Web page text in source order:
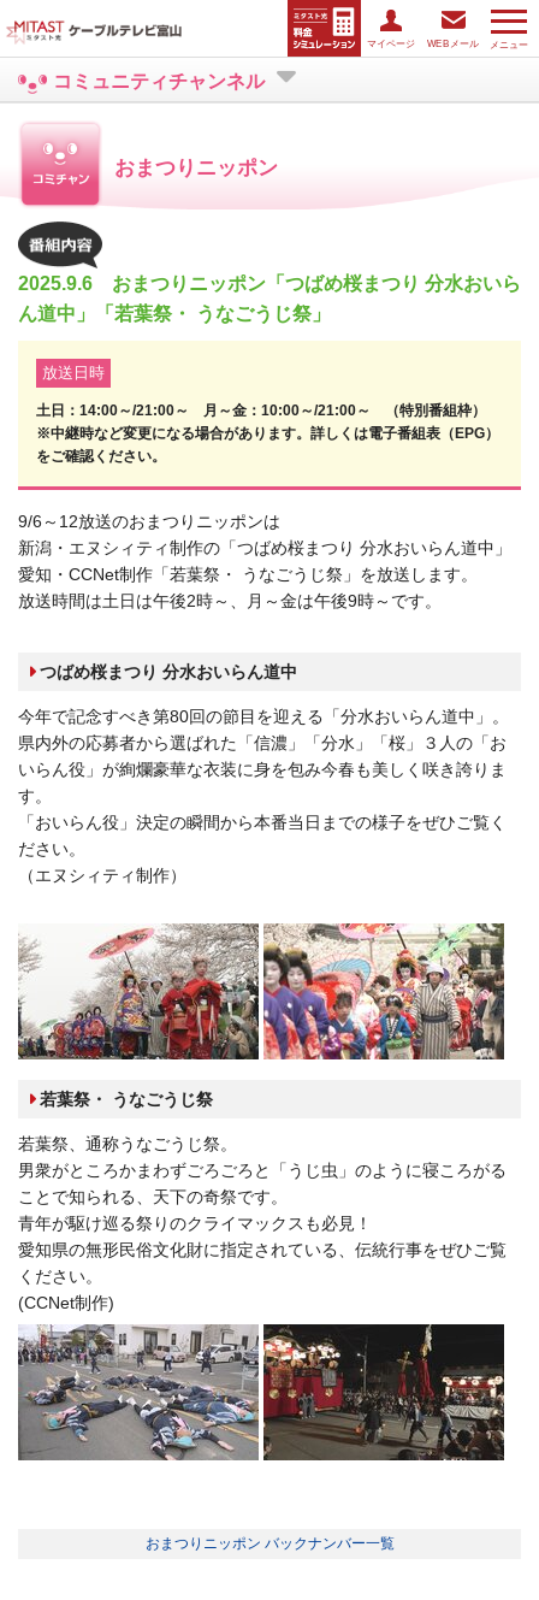
メニュー
マイページ WEBメール
コミュニティチャンネル
おまつりニッポン
2025.9.6 おまつりニッポン「つばめ桜まつり 分水おいら
ん道中」「若葉祭・ うなごうじ祭」
放送日時
土日：14:00～/21:00～ 月～金：10:00～/21:00～ （特別番組枠）
※中継時など変更になる場合があります。詳しくは電子番組表（EPG）
をご確認ください。
9/6～12放送のおまつりニッポンは
新潟・エヌシィティ制作の「つばめ桜まつり 分水おいらん道中」
愛知・CCNet制作「若葉祭・ うなごうじ祭」を放送します。
放送時間は土日は午後2時～、月～金は午後9時～です。
つばめ桜まつり 分水おいらん道中
今年で記念すべき第80回の節目を迎える「分水おいらん道中」。
県内外の応募者から選ばれた「信濃」「分水」「桜」３人の「お
いらん役」が絢爛豪華な衣装に身を包み今春も美しく咲き誇りま
す。
「おいらん役」決定の瞬間から本番当日までの様子をぜひご覧く
ださい。
（エヌシィティ制作）
若葉祭・ うなごうじ祭
若葉祭、通称うなごうじ祭。
男衆がところかまわずごろごろと「うじ虫」のように寝ころがる
ことで知られる、天下の奇祭です。
青年が駆け巡る祭りのクライマックスも必見！
愛知県の無形民俗文化財に指定されている、伝統行事をぜひご覧
ください。
(CCNet制作)
おまつりニッポン バックナンバー一覧